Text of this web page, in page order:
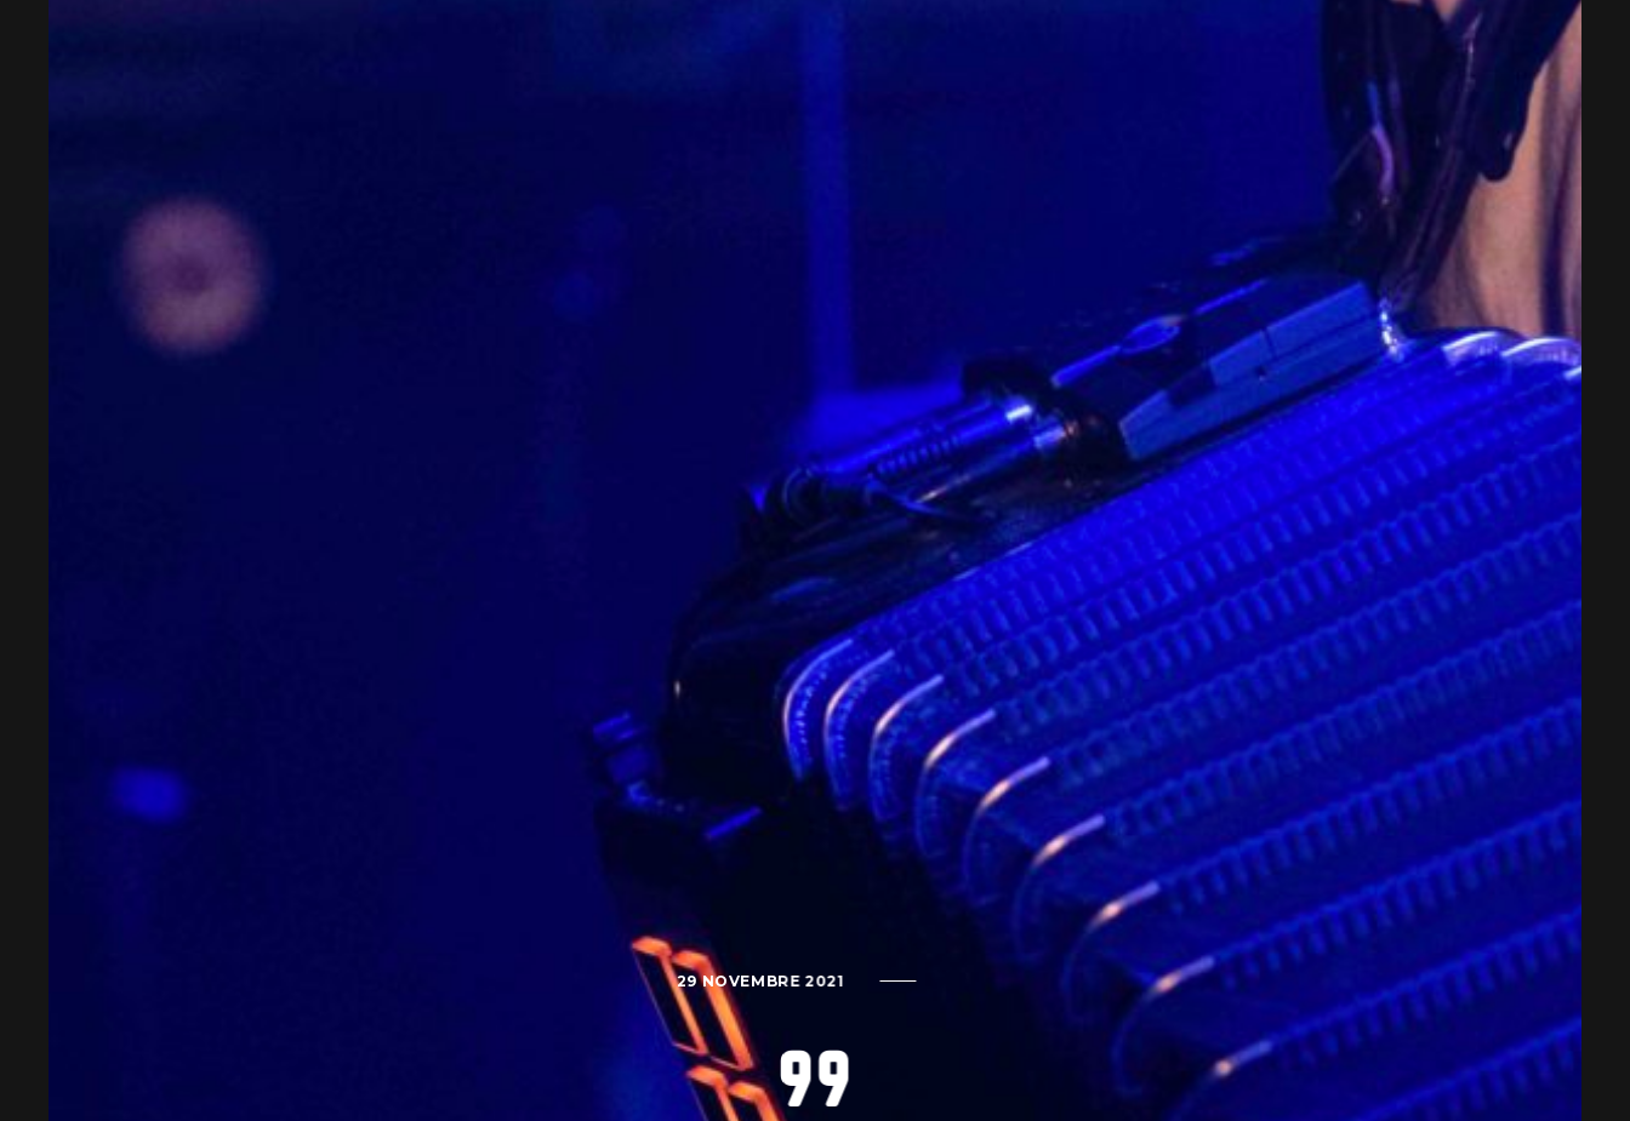
29 NOVEMBRE 2021
99